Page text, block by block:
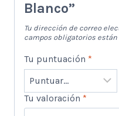
Blanco”
Tu dirección de correo
campos obligatorios
Tu puntuación *
Tu valoración *